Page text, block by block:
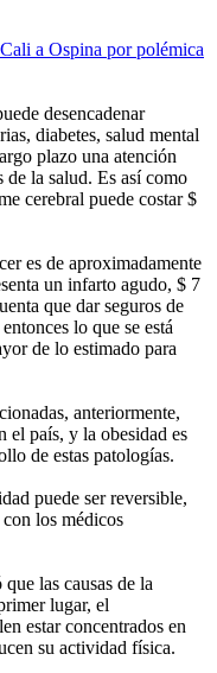
a Ospina por polémica
desencadenar
diabetes, salud mental
plazo una atención
de la salud. Es así como
cerebral puede costar $
es de aproximadamente
un infarto agudo, $ 7
que dar seguros de
lo que se está
de lo estimado para
anteriormente,
el país, y la obesidad es
de estas patologías.
puede ser reversible,
los médicos
las causas de la
lugar, el
estar concentrados en
su actividad física.